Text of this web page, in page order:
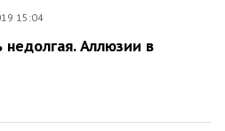
15:04
недолгая. Аллюзии в